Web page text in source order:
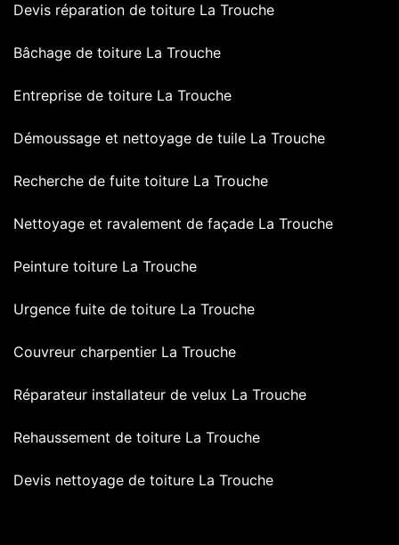
Devis réparation de toiture La Trouche
Bâchage de toiture La Trouche
Entreprise de toiture La Trouche
Démoussage et nettoyage de tuile La Trouche
Recherche de fuite toiture La Trouche
Nettoyage et ravalement de façade La Trouche
Peinture toiture La Trouche
Urgence fuite de toiture La Trouche
Couvreur charpentier La Trouche
Réparateur installateur de velux La Trouche
Rehaussement de toiture La Trouche
Devis nettoyage de toiture La Trouche